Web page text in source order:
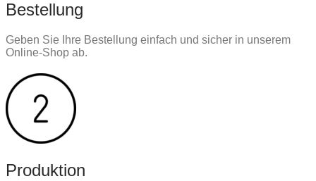
Bestellung
Geben Sie Ihre Bestellung einfach und sicher in unserem
Online-Shop ab.
Produktion